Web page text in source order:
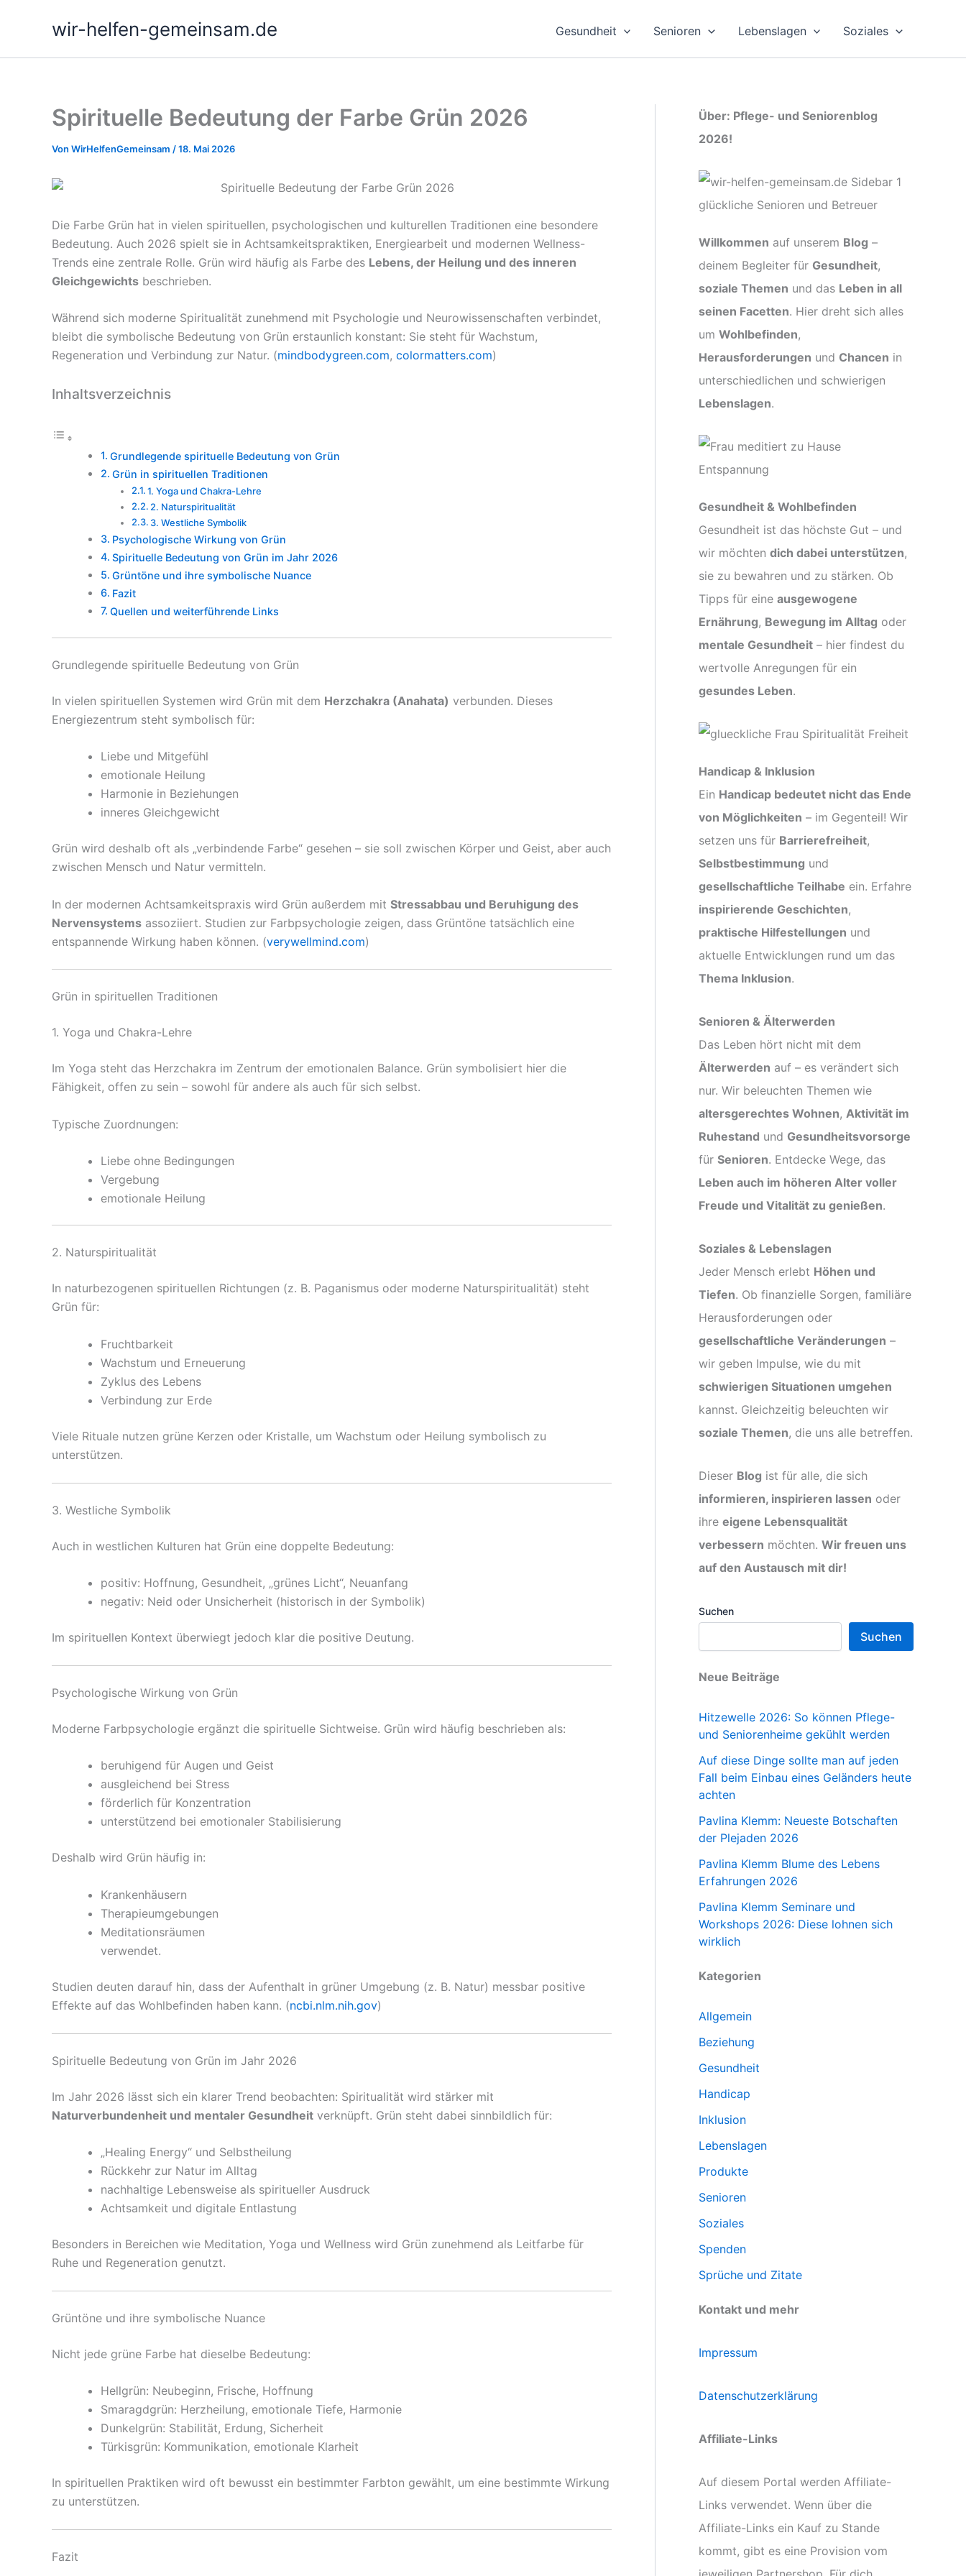
wir-helfen-gemeinsam.de Gesundheit Senioren Lebenslagen Soziales
Spirituelle Bedeutung der Farbe Grün 2026
Von WirHelfenGemeinsam /18. Mai 2026
Die Farbe Grün hat in vielen spirituellen, psychologischen und kulturellen Traditionen eine besondere
Bedeutung. Auch 2026 spielt sie in Achtsamkeitspraktiken, Energiearbeit und modernen Wellness-
Trends eine zentrale Rolle. Grün wird häufig als Farbe des Lebens, der Heilung und des inneren
Gleichgewichts beschrieben.
Während sich moderne Spiritualität zunehmend mit Psychologie und Neurowissenschaften verbindet,
bleibt die symbolische Bedeutung von Grün erstaunlich konstant: Sie steht für Wachstum,
Regeneration und Verbindung zur Natur. (mindbodygreen.com, colormatters.com)
Inhaltsverzeichnis
Grundlegende spirituelle Bedeutung von Grün
Grün in spirituellen Traditionen
1. Yoga und Chakra-Lehre
2. Naturspiritualität
3. Westliche Symbolik
Psychologische Wirkung von Grün
Spirituelle Bedeutung von Grün im Jahr 2026
Grüntöne und ihre symbolische Nuance
Fazit
Quellen und weiterführende Links
Grundlegende spirituelle Bedeutung von Grün
In vielen spirituellen Systemen wird Grün mit dem Herzchakra (Anahata) verbunden. Dieses
Energiezentrum steht symbolisch für:
Liebe und Mitgefühl
emotionale Heilung
Harmonie in Beziehungen
inneres Gleichgewicht
Grün wird deshalb oft als „verbindende Farbe“ gesehen – sie soll zwischen Körper und Geist, aber auch
zwischen Mensch und Natur vermitteln.
In der modernen Achtsamkeitspraxis wird Grün außerdem mit Stressabbau und Beruhigung des
Nervensystems assoziiert. Studien zur Farbpsychologie zeigen, dass Grüntöne tatsächlich eine
entspannende Wirkung haben können. (verywellmind.com)
Grün in spirituellen Traditionen
1. Yoga und Chakra-Lehre
Im Yoga steht das Herzchakra im Zentrum der emotionalen Balance. Grün symbolisiert hier die
Fähigkeit, offen zu sein – sowohl für andere als auch für sich selbst.
Typische Zuordnungen:
Liebe ohne Bedingungen
Vergebung
emotionale Heilung
2. Naturspiritualität
In naturbezogenen spirituellen Richtungen (z. B. Paganismus oder moderne Naturspiritualität) steht
Grün für:
Fruchtbarkeit
Wachstum und Erneuerung
Zyklus des Lebens
Verbindung zur Erde
Viele Rituale nutzen grüne Kerzen oder Kristalle, um Wachstum oder Heilung symbolisch zu
unterstützen.
3. Westliche Symbolik
Auch in westlichen Kulturen hat Grün eine doppelte Bedeutung:
positiv: Hoffnung, Gesundheit, „grünes Licht“, Neuanfang
negativ: Neid oder Unsicherheit (historisch in der Symbolik)
Im spirituellen Kontext überwiegt jedoch klar die positive Deutung.
Psychologische Wirkung von Grün
Moderne Farbpsychologie ergänzt die spirituelle Sichtweise. Grün wird häufig beschrieben als:
beruhigend für Augen und Geist
ausgleichend bei Stress
förderlich für Konzentration
unterstützend bei emotionaler Stabilisierung
Deshalb wird Grün häufig in:
Krankenhäusern
Therapieumgebungen
Meditationsräumen
verwendet.
Studien deuten darauf hin, dass der Aufenthalt in grüner Umgebung (z. B. Natur) messbar positive
Effekte auf das Wohlbefinden haben kann. (ncbi.nlm.nih.gov)
Spirituelle Bedeutung von Grün im Jahr 2026
Im Jahr 2026 lässt sich ein klarer Trend beobachten: Spiritualität wird stärker mit
Naturverbundenheit und mentaler Gesundheit verknüpft. Grün steht dabei sinnbildlich für:
„Healing Energy“ und Selbstheilung
Rückkehr zur Natur im Alltag
nachhaltige Lebensweise als spiritueller Ausdruck
Achtsamkeit und digitale Entlastung
Besonders in Bereichen wie Meditation, Yoga und Wellness wird Grün zunehmend als Leitfarbe für
Ruhe und Regeneration genutzt.
Grüntöne und ihre symbolische Nuance
Nicht jede grüne Farbe hat dieselbe Bedeutung:
Hellgrün: Neubeginn, Frische, Hoffnung
Smaragdgrün: Herzheilung, emotionale Tiefe, Harmonie
Dunkelgrün: Stabilität, Erdung, Sicherheit
Türkisgrün: Kommunikation, emotionale Klarheit
In spirituellen Praktiken wird oft bewusst ein bestimmter Farbton gewählt, um eine bestimmte Wirkung
zu unterstützen.
Fazit
Über: Pflege- und Seniorenblog
2026!
Willkommen auf unserem Blog –
deinem Begleiter für Gesundheit,
soziale Themen und das Leben in all
seinen Facetten. Hier dreht sich alles
um Wohlbefinden,
Herausforderungen und Chancen in
unterschiedlichen und schwierigen
Lebenslagen.
Gesundheit & Wohlbefinden
Gesundheit ist das höchste Gut – und
wir möchten dich dabei unterstützen,
sie zu bewahren und zu stärken. Ob
Tipps für eine ausgewogene
Ernährung, Bewegung im Alltag oder
mentale Gesundheit – hier findest du
wertvolle Anregungen für ein
gesundes Leben.
Handicap & Inklusion
Ein Handicap bedeutet nicht das Ende
von Möglichkeiten – im Gegenteil! Wir
setzen uns für Barrierefreiheit,
Selbstbestimmung und
gesellschaftliche Teilhabe ein. Erfahre
inspirierende Geschichten,
praktische Hilfestellungen und
aktuelle Entwicklungen rund um das
Thema Inklusion.
Senioren & Älterwerden
Das Leben hört nicht mit dem
Älterwerden auf – es verändert sich
nur. Wir beleuchten Themen wie
altersgerechtes Wohnen, Aktivität im
Ruhestand und Gesundheitsvorsorge
für Senioren. Entdecke Wege, das
Leben auch im höheren Alter voller
Freude und Vitalität zu genießen.
Soziales & Lebenslagen
Jeder Mensch erlebt Höhen und
Tiefen. Ob finanzielle Sorgen, familiäre
Herausforderungen oder
gesellschaftliche Veränderungen –
wir geben Impulse, wie du mit
schwierigen Situationen umgehen
kannst. Gleichzeitig beleuchten wir
soziale Themen, die uns alle betreffen.
Dieser Blog ist für alle, die sich
informieren, inspirieren lassen oder
ihre eigene Lebensqualität
verbessern möchten. Wir freuen uns
auf den Austausch mit dir!
Suchen
Suchen
Neue Beiträge
Hitzewelle 2026: So können Pflege-
und Seniorenheime gekühlt werden
Auf diese Dinge sollte man auf jeden
Fall beim Einbau eines Geländers heute
achten
Pavlina Klemm: Neueste Botschaften
der Plejaden 2026
Pavlina Klemm Blume des Lebens
Erfahrungen 2026
Pavlina Klemm Seminare und
Workshops 2026: Diese lohnen sich
wirklich
Kategorien
Allgemein
Beziehung
Gesundheit
Handicap
Inklusion
Lebenslagen
Produkte
Senioren
Soziales
Spenden
Sprüche und Zitate
Kontakt und mehr
Impressum
Datenschutzerklärung
Affiliate-Links
Auf diesem Portal werden Affiliate-
Links verwendet. Wenn über die
Affiliate-Links ein Kauf zu Stande
kommt, gibt es eine Provision vom